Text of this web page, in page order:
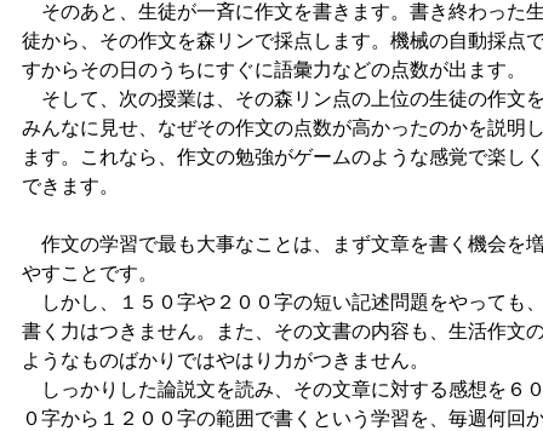
そのあと、生徒が一斉に作文を書きます。書き終わった
徒から、その作文を森リンで採点します。機械の自動採点
すからその日のうちにすぐに語彙力などの点数が出ます。
そして、次の授業は、その森リン点の上位の生徒の作文
みんなに見せ、なぜその作文の点数が高かったのかを説明
ます。これなら、作文の勉強がゲームのような感覚で楽し
できます。
作文の学習で最も大事なことは、まず文章を書く機会を
やすことです。
しかし、１５０字や２００字の短い記述問題をやっても
書く力はつきません。また、その文書の内容も、生活作文
ようなものばかりではやはり力がつきません。
しっかりした論説文を読み、その文章に対する感想を６
０字から１２００字の範囲で書くという学習を、毎週何回